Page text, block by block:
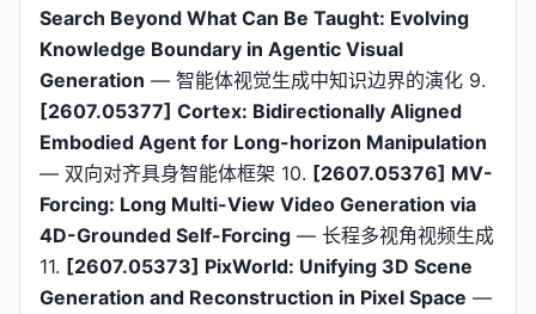
Search Beyond What Can Be Taught: Evolving
Knowledge Boundary in Agentic Visual
Generation — 智能体视觉生成中知识边界的演化 9.
[2607.05377] Cortex: Bidirectionally Aligned
Embodied Agent for Long-horizon Manipulation
— 双向对齐具身智能体框架 10. [2607.05376] MV-
Forcing: Long Multi-View Video Generation via
4D-Grounded Self-Forcing — 长程多视角视频生成
11. [2607.05373] PixWorld: Unifying 3D Scene
Generation and Reconstruction in Pixel Space —